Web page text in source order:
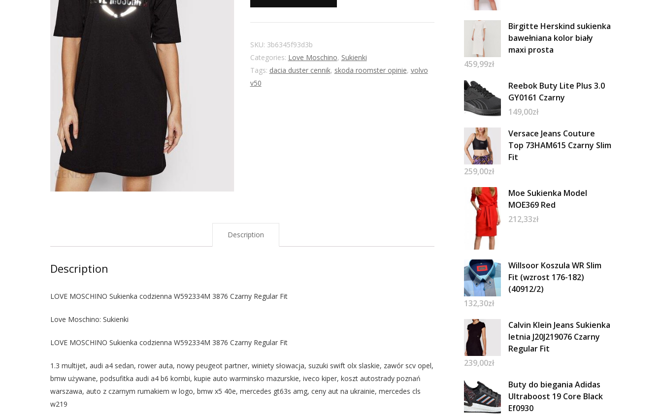
SKU: 3b6345f93d3b
Categories: Love Moschino, Sukienki
Tags: dacia duster cennik, skoda roomster opinie, volvo
v50
Description
Description
LOVE MOSCHINO Sukienka codzienna W592334M 3876 Czarny Regular Fit
Love Moschino: Sukienki
LOVE MOSCHINO Sukienka codzienna W592334M 3876 Czarny Regular Fit
1.3 multijet, audi a4 sedan, rower auta, nowy peugeot partner, winiety słowacja, suzuki swift olx slaskie, zawór scv opel,
bmw używane, podsufitka audi a4 b6 kombi, kupie auto warminsko mazurskie, iveco kiper, koszt autostrady poznań
warszawa, auto z czarnym rumakiem w logo, bmw x5 40e, mercedes gt63s amg, ceny aut na ukrainie, mercedes cls
w219
Birgitte Herskind sukienka
bawełniana kolor biały
maxi prosta
459,99zł
Reebok Buty Lite Plus 3.0
GY0161 Czarny
149,00zł
Versace Jeans Couture
Top 73HAM615 Czarny Slim
Fit
259,00zł
Moe Sukienka Model
MOE369 Red
212,33zł
Willsoor Koszula WR Slim
Fit (wzrost 176-182)
(40912/2)
132,30zł
Calvin Klein Jeans Sukienka
letnia J20J219076 Czarny
Regular Fit
239,00zł
Buty do biegania Adidas
Ultraboost 19 Core Black
Ef0930